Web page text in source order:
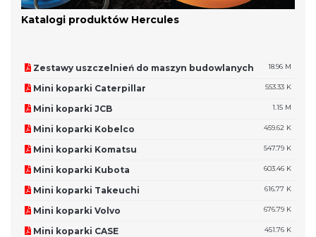
Katalogi produktów Hercules
Zestawy uszczelnień do maszyn budowlanych 18.96 M
Mini koparki Caterpillar 553.33 K
Mini koparki JCB 1.15 M
Mini koparki Kobelco 459.62 K
Mini koparki Komatsu 547.79 K
Mini koparki Kubota 603.46 K
Mini koparki Takeuchi 616.77 K
Mini koparki Volvo 676.79 K
Mini koparki CASE 451.76 K